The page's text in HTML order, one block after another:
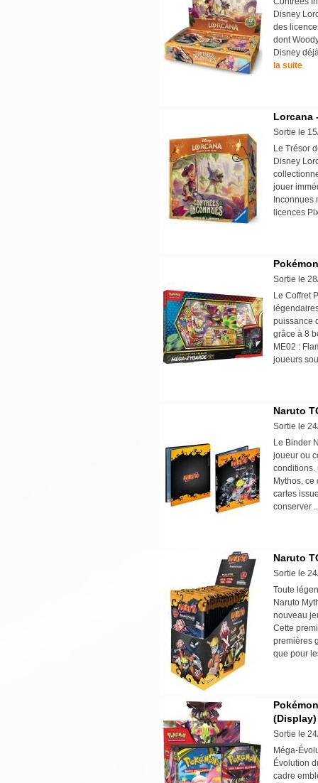
Disney
des
dont
Disney
la suite
Lorcana
Sortie le
Le Trésor
Disney
jouer
Inconnues
licences
Sortie le
Le Coffret
puissance
grâce à 8
ME02 :
joueurs
Naruto
Sortie le
Le Binder
joueur ou
conditions.
Mythos,
cartes
conserver
Naruto
Sortie le
Toute
Naruto
nouveau
Cette
premières
que pour
(Display)
Sortie le
Méga-
Évolution
cadre